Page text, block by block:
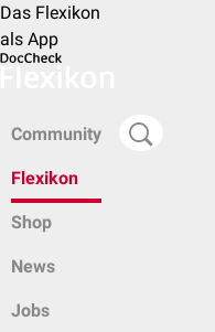
Das Flexikon
als App
Community
Flexikon
Shop
News
Jobs